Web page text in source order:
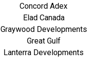
Concord Adex
Elad Canada
Graywood Developments
Great Gulf
Lanterra Developments